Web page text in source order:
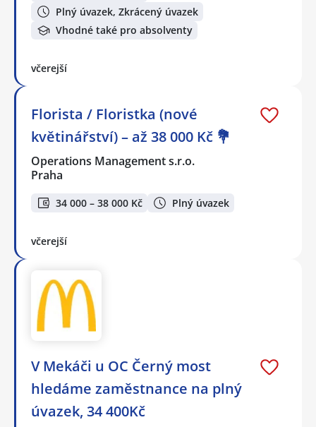
Plný úvazek, Zkrácený úvazek
Vhodné také pro absolventy
včerejší
Florista / Floristka (nové
květinářství) – až 38 000 Kč 💐
Operations Management s.r.o.
Praha
34 000 – 38 000 Kč Plný úvazek
včerejší
V Mekáči u OC Černý most
hledáme zaměstnance na plný
úvazek, 34 400Kč